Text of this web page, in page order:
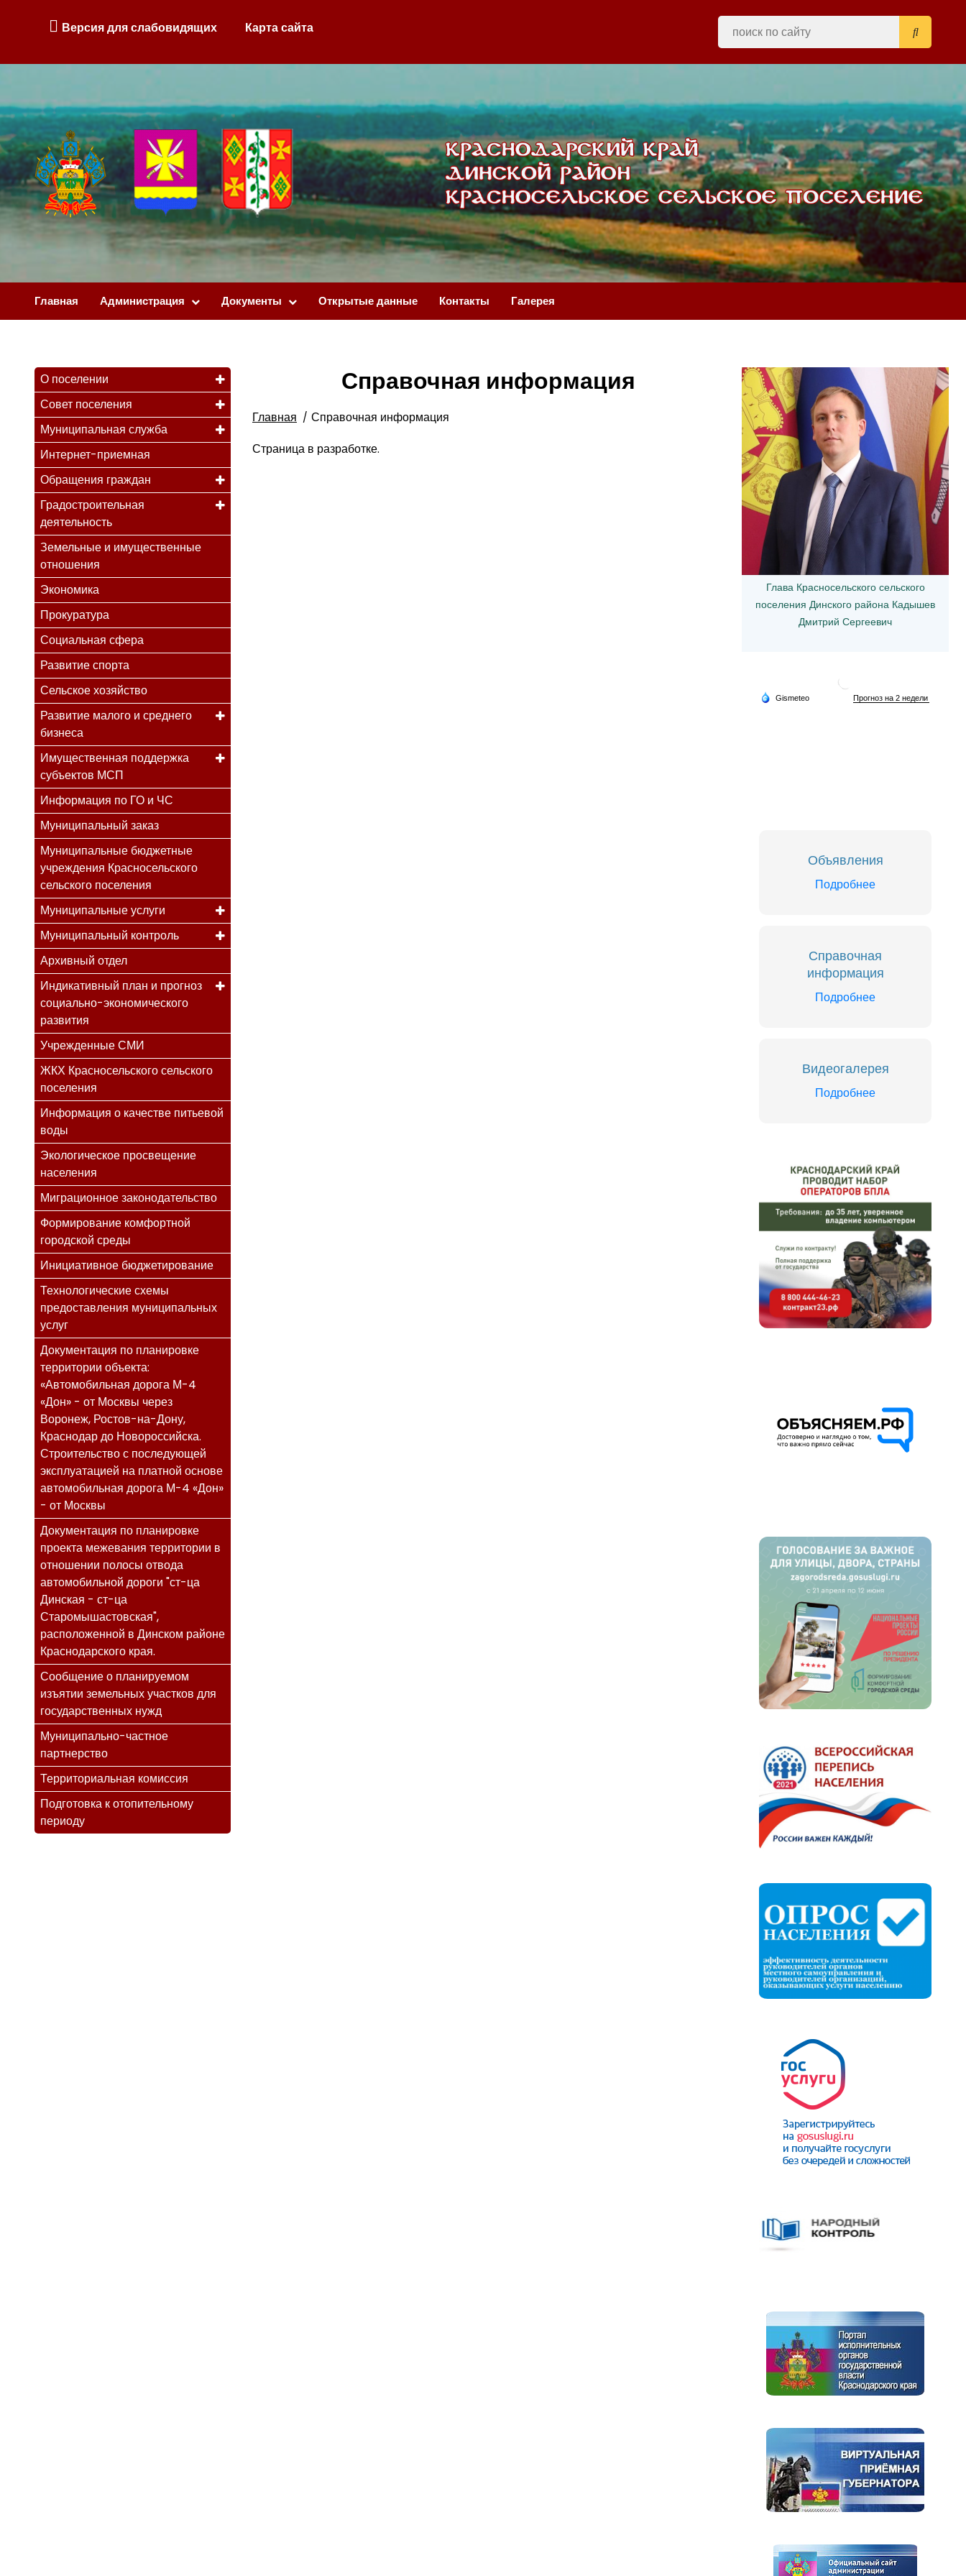
Версия для слабовидящих Карта сайта
Главная Администрация Документы Открытые данные Контакты Галерея
О поселении
Совет поселения
Муниципальная служба
Интернет-приемная
Обращения граждан
Градостроительная
деятельность
Земельные и имущественные
отношения
Экономика
Прокуратура
Социальная сфера
Развитие спорта
Сельское хозяйство
Развитие малого и среднего
бизнеса
Имущественная поддержка
субъектов МСП
Информация по ГО и ЧС
Муниципальный заказ
Муниципальные бюджетные
учреждения Красносельского
сельского поселения
Муниципальные услуги
Муниципальный контроль
Архивный отдел
Индикативный план и прогноз
социально-экономического
развития
Учрежденные СМИ
ЖКХ Красносельского сельского
поселения
Информация о качестве питьевой
воды
Экологическое просвещение
населения
Миграционное законодательство
Формирование комфортной
городской среды
Инициативное бюджетирование
Технологические схемы
предоставления муниципальных
услуг
Документация по планировке
территории объекта:
«Автомобильная дорога М-4
«Дон» - от Москвы через
Воронеж, Ростов-на-Дону,
Краснодар до Новороссийска.
Строительство с последующей
эксплуатацией на платной основе
автомобильная дорога М-4 «Дон»
- от Москвы
Документация по планировке
проекта межевания территории в
отношении полосы отвода
автомобильной дороги "ст-ца
Динская - ст-ца
Старомышастовская",
расположенной в Динском районе
Краснодарского края.
Сообщение о планируемом
изъятии земельных участков для
государственных нужд
Муниципально-частное
партнерство
Территориальная комиссия
Подготовка к отопительному
периоду
Справочная информация
Главная
Справочная информация
Страница в разработке.
Глава Красносельского сельского
поселения Динского района Кадышев
Дмитрий Сергеевич
Объявления
Подробнее
Справочная
информация
Подробнее
Видеогалерея
Подробнее